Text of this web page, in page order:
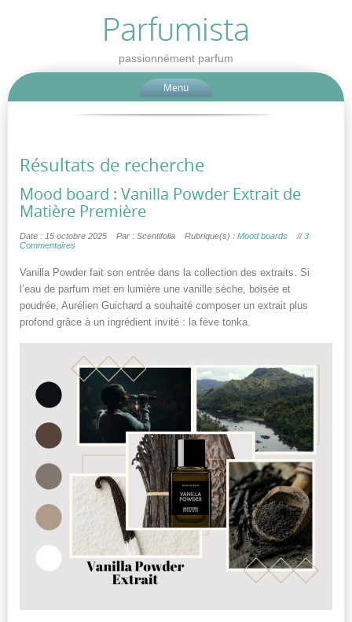
Parfumista
passionnément parfum
Menu
Résultats de recherche
Mood board : Vanilla Powder Extrait de
Matière Première
Date : 15 octobre 2025 Par : Scentifolia Rubrique(s) : Mood boards //3
Commentaires
Vanilla Powder fait son entrée dans la collection des extraits. Si
l’eau de parfum met en lumière une vanille sèche, boisée et
poudrée, Aurélien Guichard a souhaité composer un extrait plus
profond grâce à un ingrédient invité : la fève tonka.